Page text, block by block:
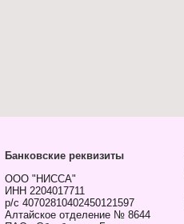
Банковские реквизиты
ООО "НИССА"
ИНН 2204017711
р/с 40702810402450121597
Алтайское отделение № 8644